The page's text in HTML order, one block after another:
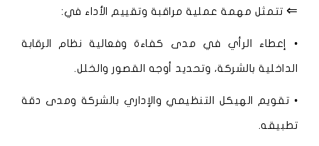
⇐ تتمثل مهمة عملية مراقبة وتقييم الأداء في:
• إعطاء الرأي في مدى كفاءة وفعالية نظام الرقابة
الداخلية بالشركة، وتحديد أوجه القصور والخلل.
• تقويم الهيكل التنظيمي والإداري بالشركة ومدى دقة
تطبيقه.